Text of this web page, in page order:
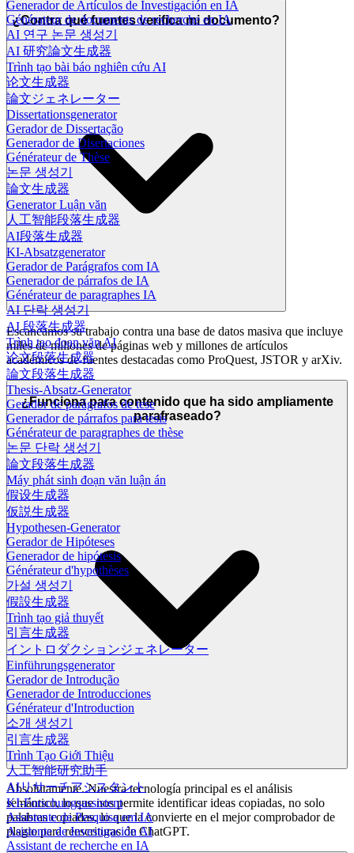
Generador de Artículos de Investigación en IA
Générateur de documents de recherche en IA
AI 연구 논문 생성기
AI 研究論文生成器
Trình tạo bài báo nghiên cứu AI
论文生成器
論文ジェネレーター
Dissertationsgenerator
Gerador de Dissertação
Generador de Disertaciones
Générateur de Thèse
논문 생성기
論文生成器
Generator Luận văn
人工智能段落生成器
AI段落生成器
KI-Absatzgenerator
Gerador de Parágrafos com IA
Generador de párrafos de IA
Générateur de paragraphes IA
AI 단락 생성기
AI 段落生成器
Trình tạo đoạn văn AI
论文段落生成器
論文段落生成器
Thesis-Absatz-Generator
Gerador de parágrafos de tese
Generador de párrafos para tesis
Générateur de paragraphes de thèse
논문 단락 생성기
論文段落生成器
Máy phát sinh đoạn văn luận án
假设生成器
仮説生成器
Hypothesen-Generator
Gerador de Hipóteses
Generador de hipótesis
Générateur d'hypothèses
가설 생성기
假設生成器
Trình tạo giả thuyết
引言生成器
イントロダクションジェネレーター
Einführungsgenerator
Gerador de Introdução
Generador de Introducciones
Générateur d'Introduction
소개 생성기
引言生成器
Trình Tạo Giới Thiệu
人工智能研究助手
AIリサーチアシスタント
KI-Forschungsassistent
Assistente de Pesquisa em IA
Asistente de Investigación AI
Assistant de recherche en IA
¿Contra qué fuentes verifica mi documento?
Escaneamos su trabajo contra una base de datos masiva que incluye
miles de millones de páginas web y millones de artículos
académicos de fuentes destacadas como ProQuest, JSTOR y arXiv.
¿Funciona para contenido que ha sido ampliamente
parafraseado?
Absolutamente. Nuestra tecnología principal es el análisis
semántico, lo que nos permite identificar ideas copiadas, no solo
palabras copiadas, lo que la convierte en el mejor comprobador de
plagio para reescrituras de ChatGPT.